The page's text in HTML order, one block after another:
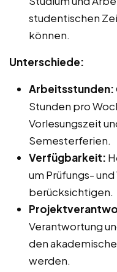
studentischen
können.
Unterschiede:
Arbeitsstunden:
Stunden pro
Vorlesungszeit
Semesterferien.
Verfügbarkeit:
um Prüfungs-
berücksichtigen.
Verantwortung
den
werden.